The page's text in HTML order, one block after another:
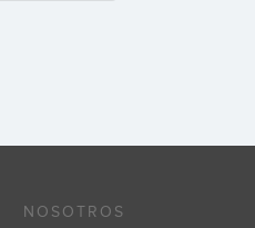
NOSOTROS